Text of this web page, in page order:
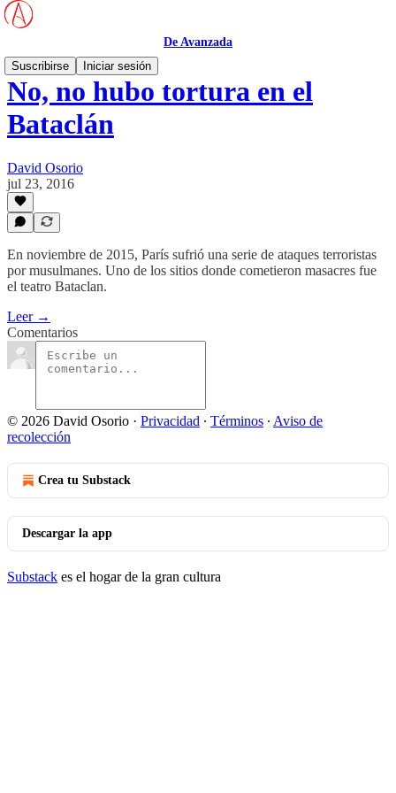
De Avanzada
Suscribirse
Iniciar sesión
No, no hubo tortura en el
Bataclán
David Osorio
jul 23, 2016
En noviembre de 2015, París sufrió una serie de ataques terroristas
por musulmanes. Uno de los sitios donde cometieron masacres fue
el teatro Bataclan.
Leer →
Comentarios
© 2026 David Osorio · Privacidad ∙ Términos ∙ Aviso de
recolección
Crea tu Substack
Descargar la app
Substack es el hogar de la gran cultura